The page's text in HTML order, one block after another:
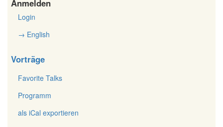
Anmelden
Login
→ English
Vorträge
Favorite Talks
Programm
als iCal exportieren